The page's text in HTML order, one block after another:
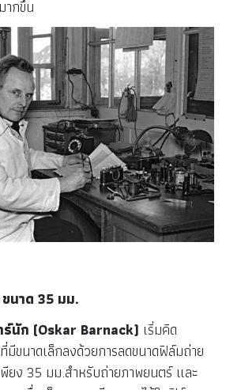
งอีสต์แมน คือการประดิษฐ์ฟิล์มม้วนออก
นปี ค.ศ. 1889 ซึ่งมีส่วนช่วยให้ โทมัส อัล
Edison) พัฒนากล้องถ่ายภาพยนตร์
กล้อง BROWNIE ที่มีราคาวางจำหน่าย
ะใช้ฟิล์มที่ขายในราคา 15 เซนต์ ซึ่ง
สามารถเข้าถึง กล้องถ่ายรูป ได้และ
ากขึ้น